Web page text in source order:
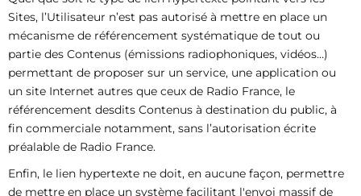
Sites, l’Utilisateur n’est pas autorisé à mettre en place un
mécanisme de référencement systématique de tout ou
partie des Contenus (émissions radiophoniques, vidéos…)
permettant de proposer sur un service, une application ou
un site Internet autres que ceux de Radio France, le
référencement desdits Contenus à destination du public, à
fin commerciale notamment, sans l’autorisation écrite
préalable de Radio France.
Enfin, le lien hypertexte ne doit, en aucune façon, permettre
de mettre en place un système facilitant l'envoi massif de